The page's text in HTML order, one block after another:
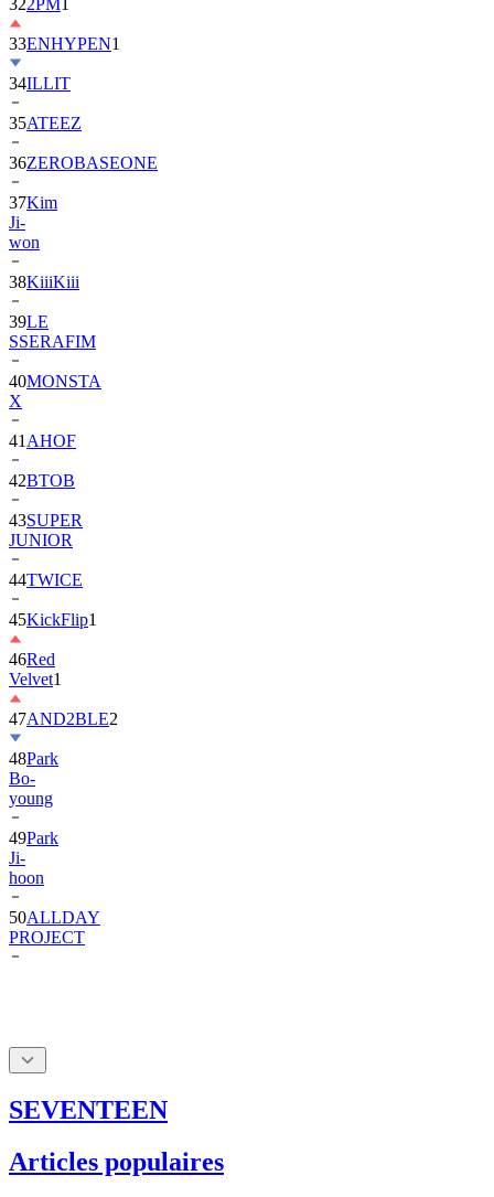
322PM
33ENHYPEN1
34ILLIT
35ATEEZ
36ZEROBASEONE
37Kim
Ji-
won
38KiiiKiii
39LE
SSERAFIM
40MONSTA
X
41 AHOF
42BTOB
43SUPER
JUNIOR
44TWICE
45KickFlip1
46Red
Velvet1
47AND2BLE2
48Park
Bo-
young
49Park
Ji-
hoon
50ALLDAY
PROJECT
SEVENTEEN
Articles populaires